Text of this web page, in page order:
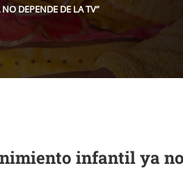
DEPENDE DE LA TV”
infantil ya